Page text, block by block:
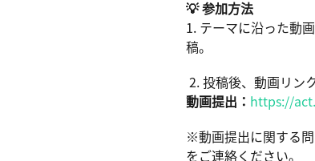
💡 参加方法
1. テーマに沿った動
稿。
2. 投稿後、動画リン
動画提出： https://
※動画提出に関する
をご連絡ください。